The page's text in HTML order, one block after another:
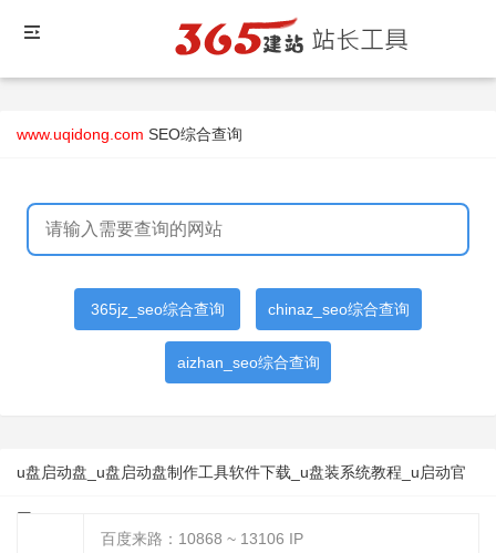
www.uqidong.com SEO综合查询
365jz_seo综合查询 chinaz_seo综合查询
aizhan_seo综合查询
u盘启动盘_u盘启动盘制作工具软件下载_u盘装系统教程_u启动官
网
百度来路： 10868 ~ 13106 IP